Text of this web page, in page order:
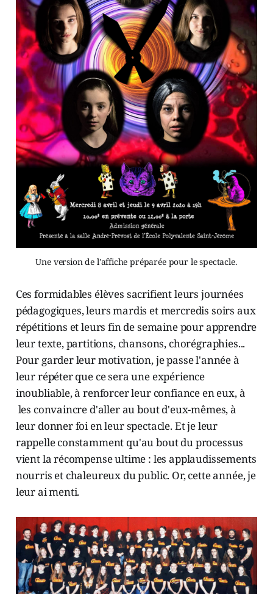
Une version de l'affiche préparée pour le spectacle.
Ces formidables élèves sacrifient leurs journées
pédagogiques, leurs mardis et mercredis soirs aux
répétitions et leurs fin de semaine pour apprendre
leur texte, partitions, chansons, chorégraphies...
Pour garder leur motivation, je passe l'année à
leur répéter que ce sera une expérience
inoubliable, à renforcer leur confiance en eux, à
les convaincre d'aller au bout d'eux-mêmes, à
leur donner foi en leur spectacle. Et je leur
rappelle constamment qu'au bout du processus
vient la récompense ultime : les applaudissements
nourris et chaleureux du public. Or, cette année, je
leur ai menti.